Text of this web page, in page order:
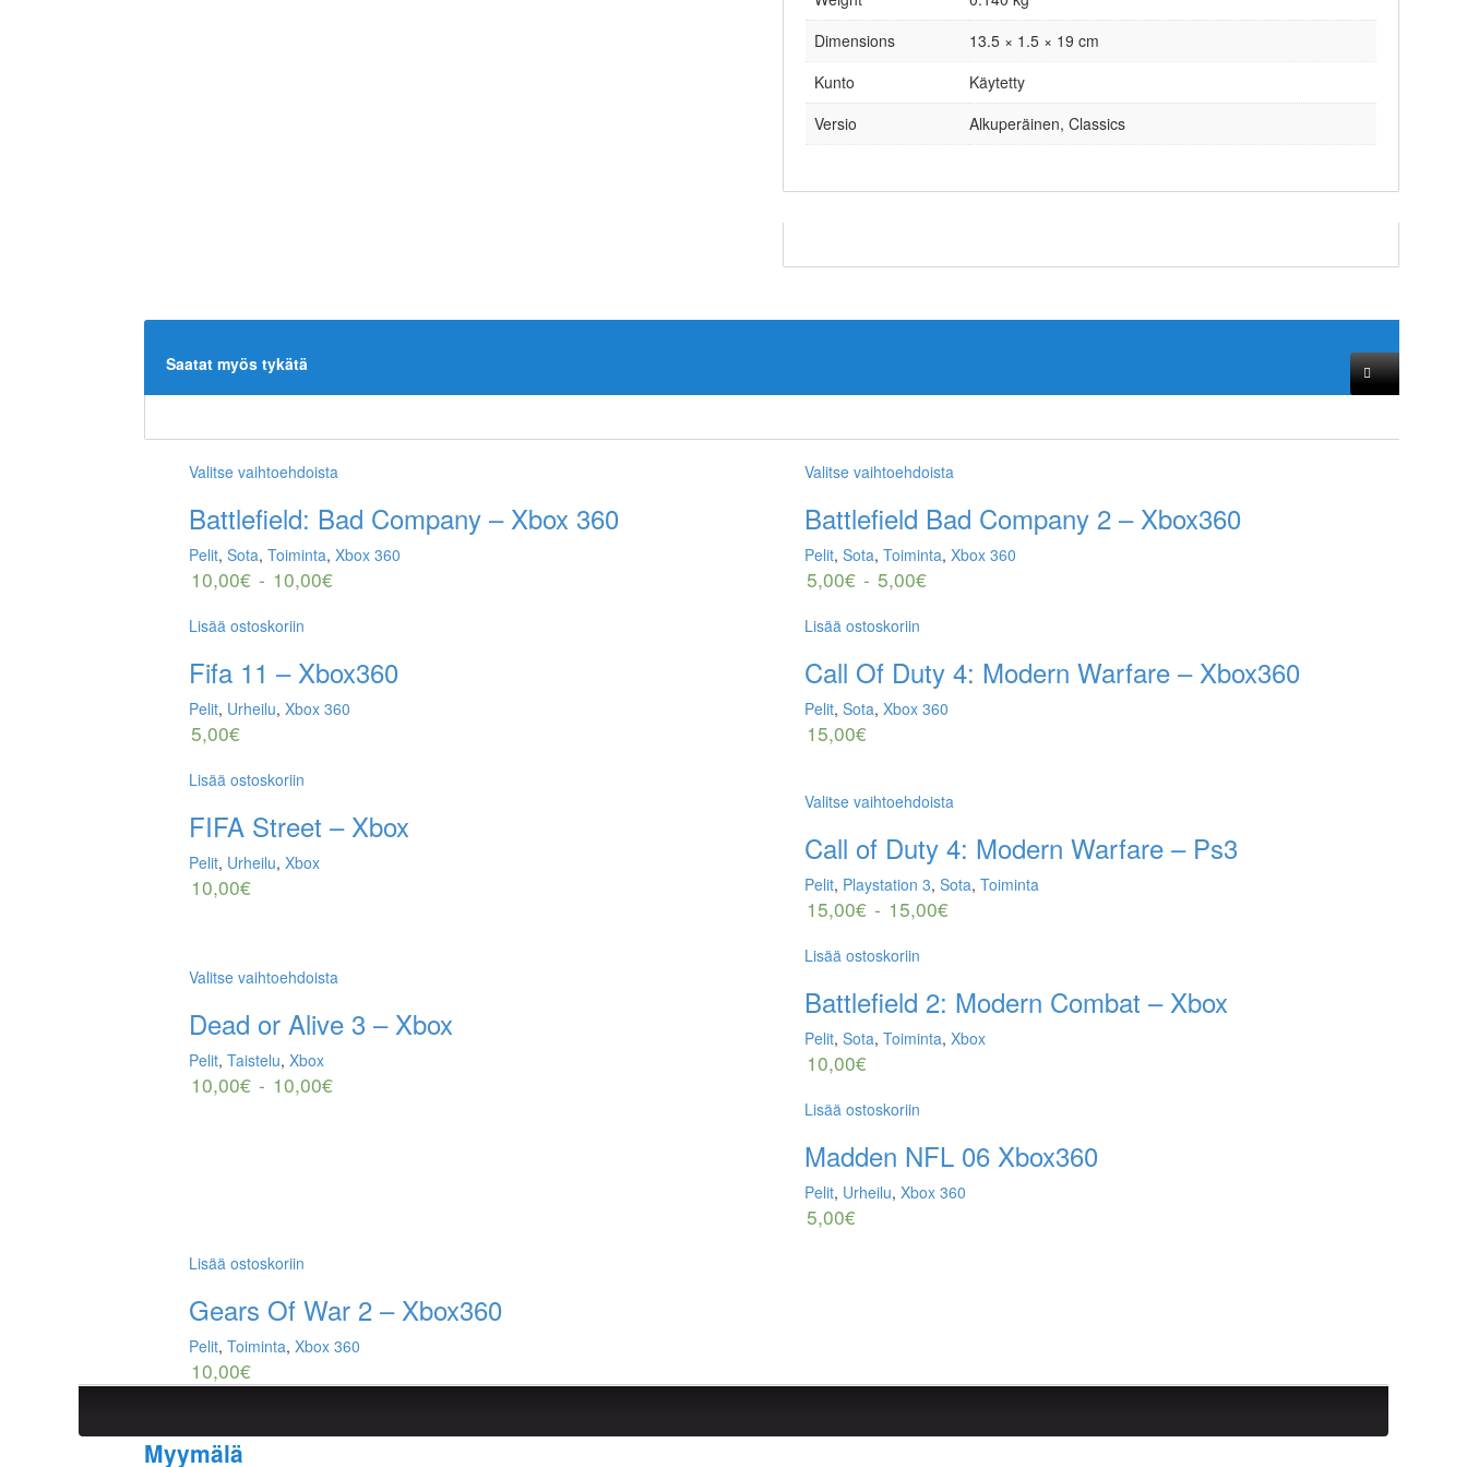
Dimensions
13.5 × 1.5 × 19 cm
Kunto
Käytetty
Versio
Alkuperäinen, Classics
Saatat myös tykätä
Valitse vaihtoehdoista
Battlefield: Bad Company – Xbox 360
Pelit, Sota, Toiminta, Xbox 360
10,00€ - 10,00€
Valitse vaihtoehdoista
Battlefield Bad Company 2 – Xbox360
Pelit, Sota, Toiminta, Xbox 360
5,00€ - 5,00€
Lisää ostoskoriin
Fifa 11 – Xbox360
Pelit, Urheilu, Xbox 360
5,00€
Lisää ostoskoriin
Call Of Duty 4: Modern Warfare – Xbox360
Pelit, Sota, Xbox 360
15,00€
Lisää ostoskoriin
FIFA Street – Xbox
Pelit, Urheilu, Xbox
10,00€
Valitse vaihtoehdoista
Call of Duty 4: Modern Warfare – Ps3
Pelit, Playstation 3, Sota, Toiminta
15,00€ - 15,00€
Valitse vaihtoehdoista
Dead or Alive 3 – Xbox
Pelit, Taistelu, Xbox
10,00€ - 10,00€
Lisää ostoskoriin
Battlefield 2: Modern Combat – Xbox
Pelit, Sota, Toiminta, Xbox
10,00€
Lisää ostoskoriin
Madden NFL 06 Xbox360
Pelit, Urheilu, Xbox 360
5,00€
Lisää ostoskoriin
Gears Of War 2 – Xbox360
Pelit, Toiminta, Xbox 360
10,00€
Myymälä